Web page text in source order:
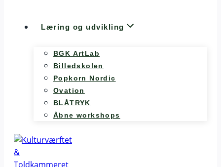
Læring og udvikling
BGK ArtLab
Billedskolen
Popkorn Nordic
Ovation
BLÅTRYK
Åbne workshops